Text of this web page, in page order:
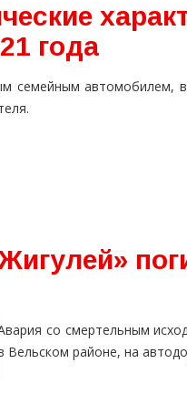
года
семейным автомобилем,
со смертельным
Вельском районе, на